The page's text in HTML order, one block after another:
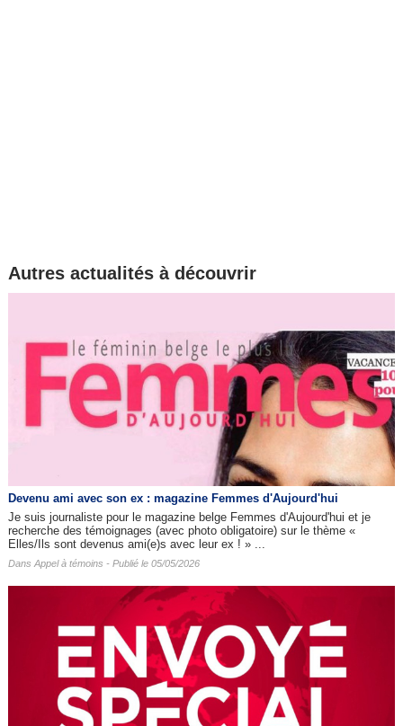
Autres actualités à découvrir
Devenu ami avec son ex : magazine Femmes d'Aujourd'hui
Je suis journaliste pour le magazine belge Femmes d'Aujourd'hui et je
recherche des témoignages (avec photo obligatoire) sur le thème «
Elles/Ils sont devenus ami(e)s avec leur ex ! » ...
Dans Appel à témoins - Publié le 05/05/2026